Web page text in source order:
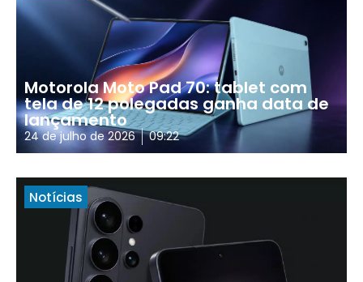
Motorola Moto Pad 70: tablet com
tela de 12 polegadas ganha data de
lançamento
24 de julho de 2026 09:22
Notícias